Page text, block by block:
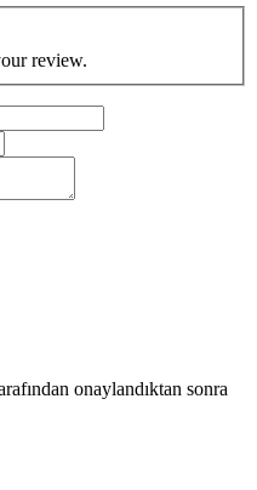
review.
onaylandıktan sonra